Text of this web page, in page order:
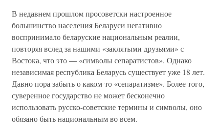
В недавнем прошлом просоветски настроенное
большинство населения Беларуси негативно
воспринимало беларуские национальным реалии,
повторяя вслед за нашими «заклятыми друзьями» с
Востока, что это — «символы сепаратистов». Однако
независимая республика Беларусь существует уже 18 лет.
Давно пора забыть о каком-то «сепаратизме». Более того,
суверенное государство не может бесконечно
использовать русско-советские термины и символы, оно
обязано быть национальным во всем.